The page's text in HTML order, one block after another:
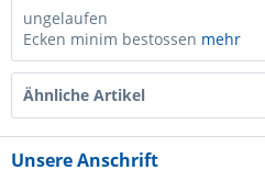
ungelaufen
Ecken minim bestossen mehr
Ähnliche Artikel
Unsere Anschrift